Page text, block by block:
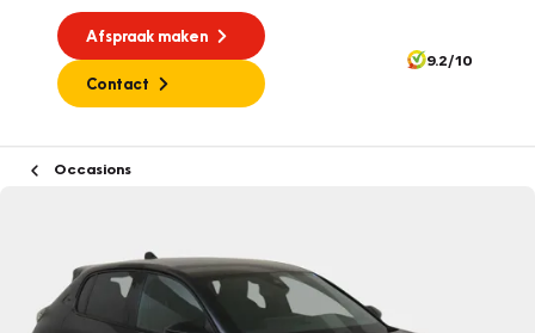
Afspraak maken
Contact
9.2/10
Occasions